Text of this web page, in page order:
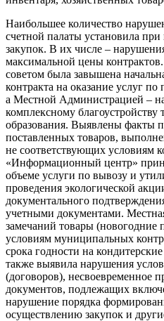
Наибольшее количество
счетной палаты установила
закупок. В их числе –
максимальной цены
советом была завышена
контракта на оказание услуг
а Местной Администрацией –
комплексному
образования. Выявлены факты
поставленных товаров,
не соответствующих условиям
«Информационный центр»
объеме услуги по вывозу и
проведения экологической
документального
учетными документами.
замечаний товары (новогодние
условиям муниципальных
срока годности на
также выявила нарушения
(договоров), несвоевременное
документов, подлежащих
нарушение порядка
осуществлению закупок и